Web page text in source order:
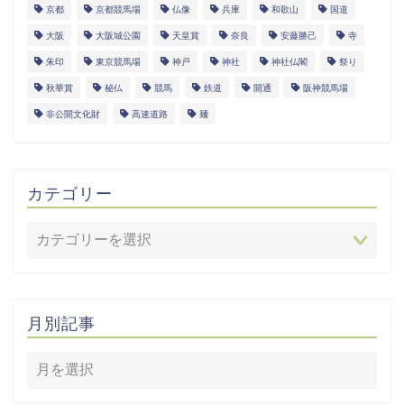
京都 京都競馬場 仏像 兵庫 和歌山 国道
大阪 大阪城公園 天皇賞 奈良 安藤勝己 寺
朱印 東京競馬場 神戸 神社 神社仏閣 祭り
秋華賞 秘仏 競馬 鉄道 開通 阪神競馬場
非公開文化財 高速道路 麺
カテゴリー
月別記事